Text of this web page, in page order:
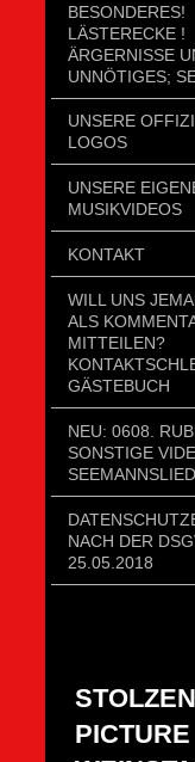
BESONDERES!
LÄSTERECKE !
ÄRGERNISSE
UNNÖTIGES;
UNSERE
LOGOS
UNSERE
MUSIKVIDEOS
KONTAKT
WILL UNS
ALS
MITTEILEN?
GÄSTEBUCH
NEU: 0608.
SONSTIGE
SEEMANNSLIED
NACH DER
25.05.2018
PICTURE